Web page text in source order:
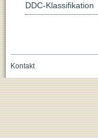
DDC-Klassifikation
Kontakt